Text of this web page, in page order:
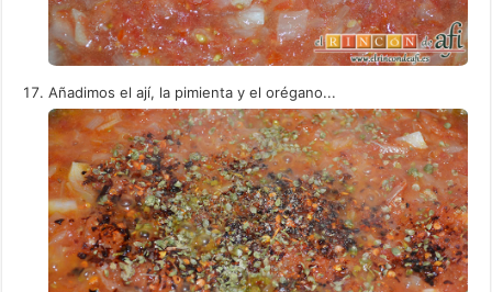
Añadimos el ají, la pimienta y el orégano...